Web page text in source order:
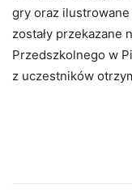
gry oraz
zostały przekazane
Przedszkolnego w
z uczestników